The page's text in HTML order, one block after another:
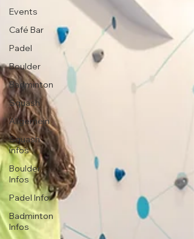
Events
Café Bar
Padel
Boulder
Badminton
Squash
Allgemein
Squash
Infos
Boulder
Infos
Padel Info
Badminton
Infos